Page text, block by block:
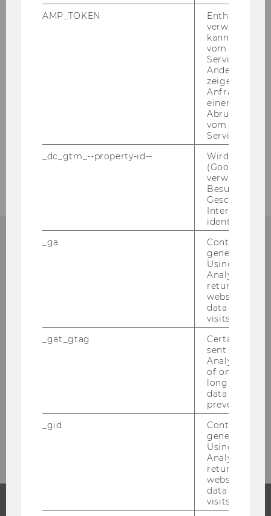
Personengruppenverordnung
E-Mail:
AMP_TOKEN
Enthält ein
verwendet
kann, um
vom AMP-
Service
Andere
zeigen Opt-
Anfrage im
einen Fehler
Abrufen
vom AMP
Service an.
_dc_gtm_--property-id--
Wird von
(Google Tag
verwendet,
Besucher
Geschlecht
Interessen zu
identifizieren.
_ga
Contains a
generated
Using this
Analytics can
returning
website and
data from
visits.
_gat_gtag
Certain data
sent to
Analytics a
of once per
long as it is
data
prevented.
_gid
Contains a
generated
Using this
Analytics can
returning
website and
data from
visits.